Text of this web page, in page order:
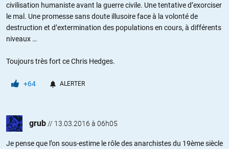
civilisation humaniste avant la guerre civile. Une tentative d’exorciser
le mal. Une promesse sans doute illusoire face à la volonté de
destruction et d’extermination des populations en cours, à différents
niveaux …
Toujours très fort ce Chris Hedges.
+64 ALERTER
grub // 13.03.2016 à 06h05
Je pense que l’on sous-estime le rôle des anarchistes du 19ème siècle